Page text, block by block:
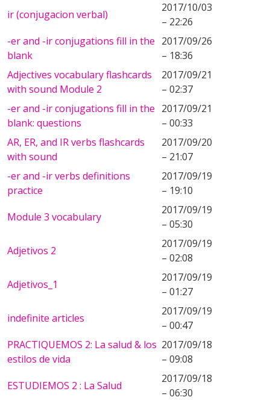
ir (conjugacion verbal)
2017/10/03
– 22:26
-er and -ir conjugations fill in the
blank
2017/09/26
– 18:36
Adjectives vocabulary flashcards
with sound Module 2
2017/09/21
– 02:37
-er and -ir conjugations fill in the
blank: questions
2017/09/21
– 00:33
AR, ER, and IR verbs flashcards
with sound
2017/09/20
– 21:07
-er and -ir verbs definitions
practice
2017/09/19
– 19:10
Module 3 vocabulary
2017/09/19
– 05:30
Adjetivos 2
2017/09/19
– 02:08
Adjetivos_1
2017/09/19
– 01:27
indefinite articles
2017/09/19
– 00:47
PRACTIQUEMOS 2: La salud & los
estilos de vida
2017/09/18
– 09:08
ESTUDIEMOS 2 : La Salud
2017/09/18
– 06:30